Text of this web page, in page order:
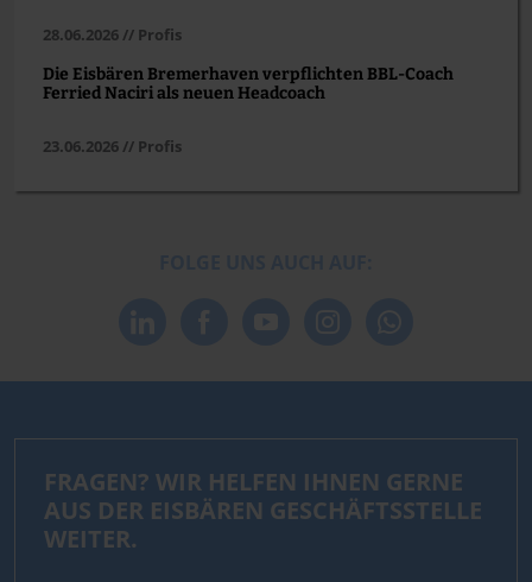
28.06.2026 // Profis
Die Eisbären Bremerhaven verpflichten BBL-Coach
Ferried Naciri als neuen Headcoach
23.06.2026 // Profis
FRAGEN? WIR HELFEN IHNEN GERNE
AUS DER EISBÄREN GESCHÄFTSSTELLE
WEITER.